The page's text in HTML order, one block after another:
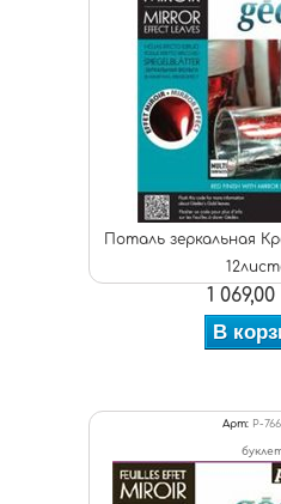
Поталь зеркальная
1
В
Арт: P-